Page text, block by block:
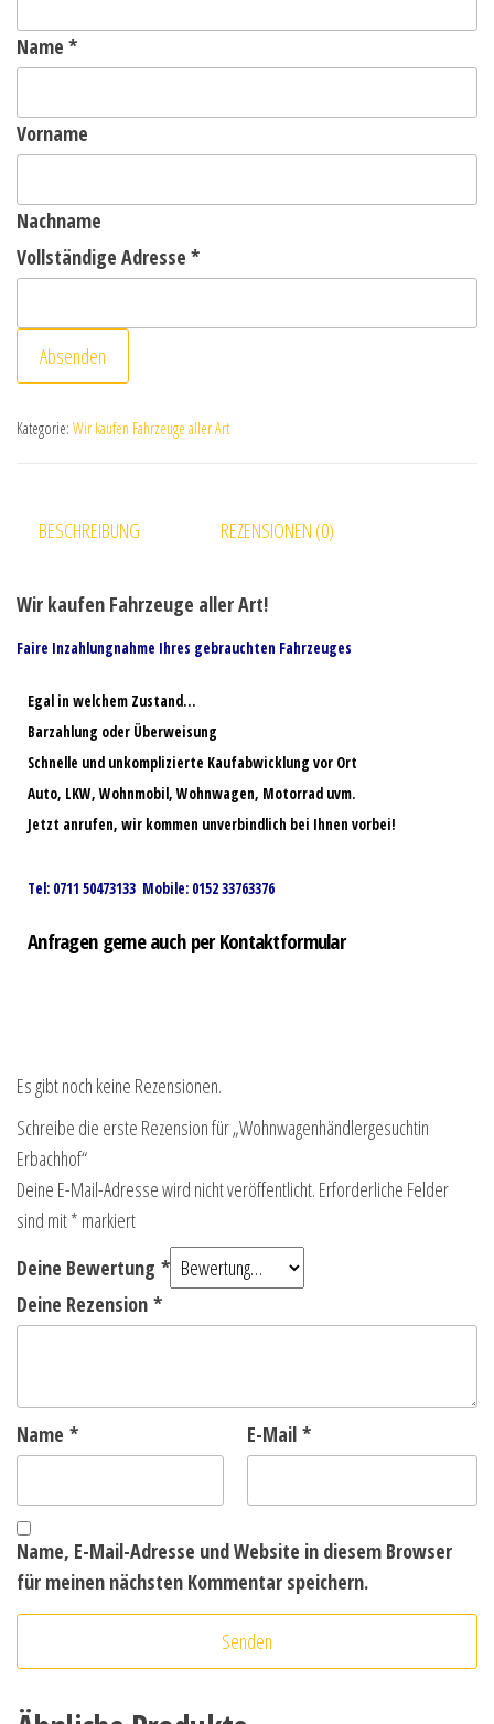
Name *
Vorname
Nachname
Vollständige Adresse *
Absenden
Kategorie: Wir kaufen Fahrzeuge aller Art
BESCHREIBUNG REZENSIONEN (0)
Wir kaufen Fahrzeuge aller Art!
Faire Inzahlungnahme Ihres gebrauchten Fahrzeuges
Egal in welchem Zustand…
Barzahlung oder Überweisung
Schnelle und unkomplizierte Kaufabwicklung vor Ort
Auto, LKW, Wohnmobil, Wohnwagen, Motorrad uvm.
Jetzt anrufen, wir kommen unverbindlich bei Ihnen vorbei!
Tel: 0711 50473133 Mobile: 0152 33763376
Anfragen gerne auch per Kontaktformular
Es gibt noch keine Rezensionen.
Schreibe die erste Rezension für „Wohnwagenhändlergesuchtin
Erbachhof“
Deine E-Mail-Adresse wird nicht veröffentlicht. Erforderliche Felder
sind mit* markiert
Deine Bewertung *
Deine Rezension *
Name * E-Mail *
Name, E-Mail-Adresse und Website in diesem Browser
für meinen nächsten Kommentar speichern.